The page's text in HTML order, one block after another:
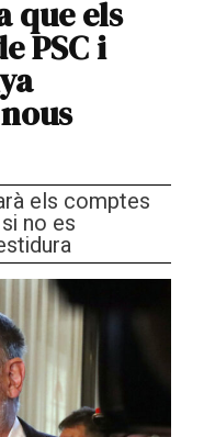
que els
PSC i
els comptes
no es